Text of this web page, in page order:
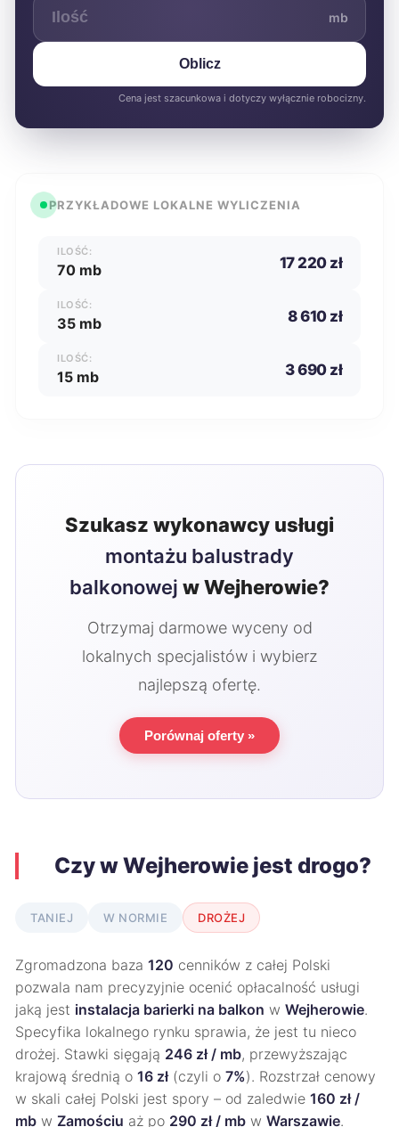
mb
Oblicz
Cena jest szacunkowa i dotyczy wyłącznie robocizny.
PRZYKŁADOWE LOKALNE WYLICZENIA
ILOŚĆ:
70 mb 17 220 zł
ILOŚĆ:
35 mb 8 610 zł
ILOŚĆ:
15 mb 3 690 zł
Szukasz wykonawcy usługi
montażu balustrady
balkonowej w Wejherowie?
Otrzymaj darmowe wyceny od
lokalnych specjalistów i wybierz
najlepszą ofertę.
Porównaj oferty »
Czy w Wejherowie jest drogo?
TANIEJ W NORMIE DROŻEJ
Zgromadzona baza 120 cenników z całej Polski
pozwala nam precyzyjnie ocenić opłacalność usługi
jaką jest instalacja barierki na balkon w Wejherowie.
Specyfika lokalnego rynku sprawia, że jest tu nieco
drożej. Stawki sięgają 246 zł / mb, przewyższając
krajową średnią o 16 zł(czyli o 7%). Rozstrzał cenowy
w skali całej Polski jest spory – od zaledwie 160 zł /
mb w Zamościu aż po 290 zł / mb w Warszawie.